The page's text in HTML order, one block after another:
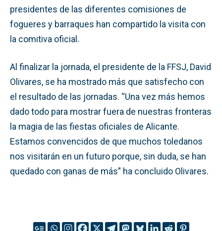
presidentes de las diferentes comisiones de
fogueres y barraques han compartido la visita con
la comitiva oficial.
Al finalizar la jornada, el presidente de la FFSJ, David
Olivares, se ha mostrado más que satisfecho con
el resultado de las jornadas. “Una vez más hemos
dado todo para mostrar fuera de nuestras fronteras
la magia de las fiestas oficiales de Alicante.
Estamos convencidos de que muchos toledanos
nos visitarán en un futuro porque, sin duda, se han
quedado con ganas de más” ha concluido Olivares.